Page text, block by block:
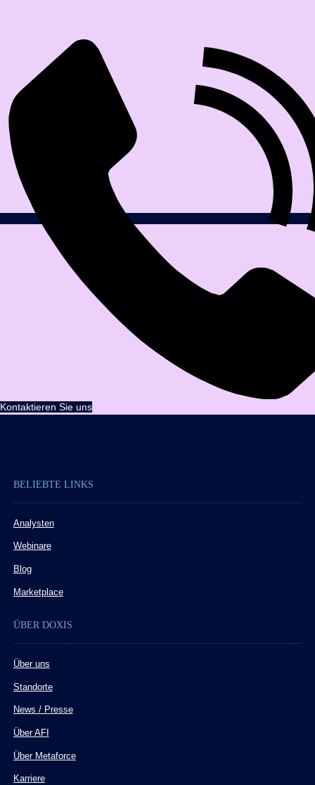
Kontaktieren Sie uns
BELIEBTE LINKS
Analysten
Webinare
Blog
Marketplace
ÜBER DOXIS
Über uns
Standorte
News / Presse
Über AFI
Über Metaforce
Karriere